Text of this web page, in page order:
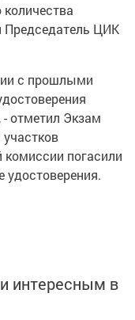
количества
Председатель ЦИК
с прошлыми
- отметил Экзам
комиссии погасили
удостоверения.
интересным в